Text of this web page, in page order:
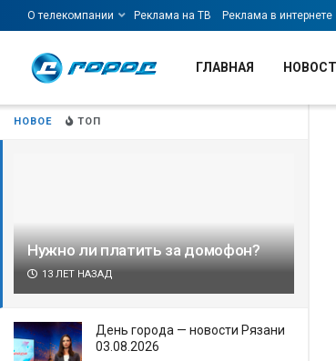
НОВОЕ ТОП
Нужно ли платить за домофон?
13 ЛЕТ НАЗАД
День города — новости Рязани
03.08.2026
О телекомпании Реклама на ТВ Реклама в интернете
ГЛАВНАЯ